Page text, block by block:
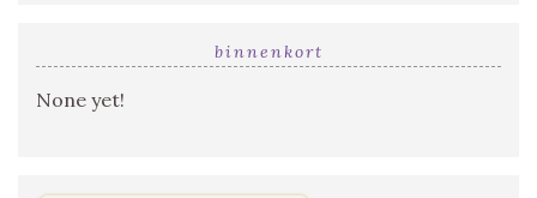
binnenkort
None yet!